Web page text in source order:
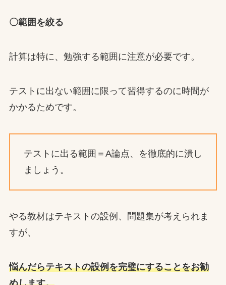
〇範囲を絞る
計算は特に、勉強する範囲に注意が必要です。
テストに出ない範囲に限って習得するのに時間が
かかるためです。
テストに出る範囲＝A論点、を徹底的に潰し
ましょう。
やる教材はテキストの設例、問題集が考えられま
すが、
悩んだらテキストの設例を完璧にすることをお勧